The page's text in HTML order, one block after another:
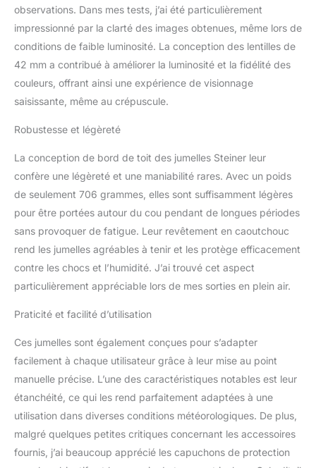
gros plan à l'infini
CONFORT
D'OBSERVATION - Les
jumelles de chasse
garantissent des
observations sans
problème avec leur plus
antidérapant et leurs
œilletons rotatifs
EXCEPTIONNELLE -
Boîtier durable,
fonctionnalité dans la
plage de température de
-15 °C à +55 °C,
étanche, garantie 10 ans
ACCESSOIRES
en néoprène, housse de
d'objectif
observations. Dans mes tests, j’ai été particulièrement
impressionné par la clarté des images obtenues, même lors de
conditions de faible luminosité. La conception des lentilles de
42 mm a contribué à améliorer la luminosité et la fidélité des
couleurs, offrant ainsi une expérience de visionnage
saisissante, même au crépuscule.
Robustesse et légèreté
La conception de bord de toit des jumelles Steiner leur
confère une légèreté et une maniabilité rares. Avec un poids
de seulement 706 grammes, elles sont suffisamment légères
pour être portées autour du cou pendant de longues périodes
sans provoquer de fatigue. Leur revêtement en caoutchouc
rend les jumelles agréables à tenir et les protège efficacement
contre les chocs et l’humidité. J’ai trouvé cet aspect
particulièrement appréciable lors de mes sorties en plein air.
Praticité et facilité d’utilisation
Ces jumelles sont également conçues pour s’adapter
facilement à chaque utilisateur grâce à leur mise au point
manuelle précise. L’une des caractéristiques notables est leur
étanchéité, ce qui les rend parfaitement adaptées à une
utilisation dans diverses conditions météorologiques. De plus,
malgré quelques petites critiques concernant les accessoires
fournis, j’ai beaucoup apprécié les capuchons de protection